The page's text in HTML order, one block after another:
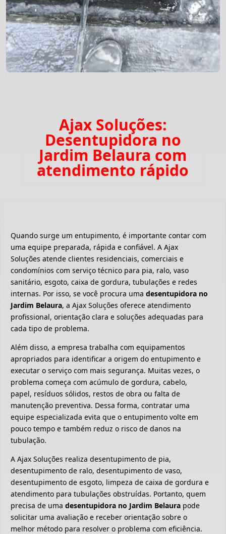
Ajax Soluções:
Desentupidora no
Jardim Belaura com
atendimento rápido
Quando surge um entupimento, é importante contar com
uma equipe preparada, rápida e confiável. A Ajax
Soluções atende clientes residenciais, comerciais e
condomínios com serviço técnico para pia, ralo, vaso
sanitário, esgoto, caixa de gordura, tubulações e redes
internas. Por isso, se você procura uma desentupidora no
Jardim Belaura, a Ajax Soluções oferece atendimento
profissional, orientação clara e soluções adequadas para
cada tipo de problema.
Além disso, a empresa trabalha com equipamentos
apropriados para identificar a origem do entupimento e
executar o serviço com mais segurança. Muitas vezes, o
problema começa com acúmulo de gordura, cabelo,
papel, resíduos sólidos, restos de obra ou falta de
manutenção preventiva. Dessa forma, contratar uma
equipe especializada evita que o entupimento volte em
pouco tempo e também reduz o risco de danos na
tubulação.
A Ajax Soluções realiza desentupimento de pia,
desentupimento de ralo, desentupimento de vaso,
desentupimento de esgoto, limpeza de caixa de gordura e
atendimento para tubulações obstruídas. Portanto, quem
precisa de uma desentupidora no Jardim Belaura pode
solicitar uma avaliação e receber orientação sobre o
melhor método para resolver o problema com eficiência.